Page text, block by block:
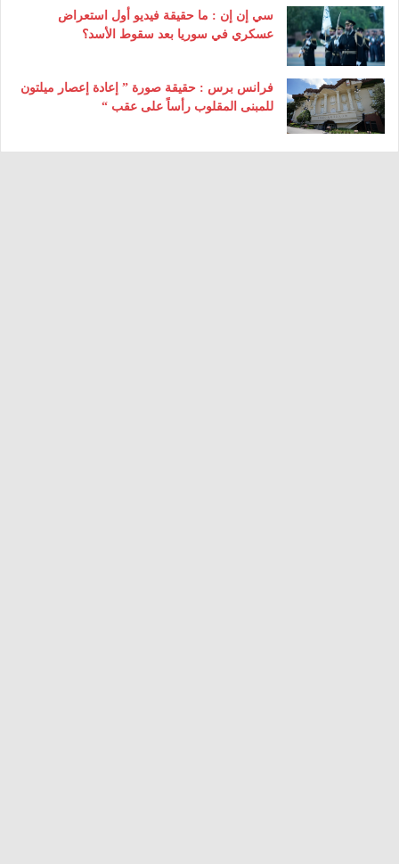
سي إن إن : ما حقيقة فيديو أول استعراض
عسكري في سوريا بعد سقوط الأسد؟
فرانس برس : حقيقة صورة ” إعادة إعصار ميلتون
للمبنى المقلوب رأساً على عقب “